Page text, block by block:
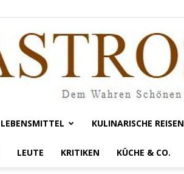
Gastrosofie
LEBENSMITTEL KULINARISCHE REISEN
LEUTE KRITIKEN KÜCHE & CO.